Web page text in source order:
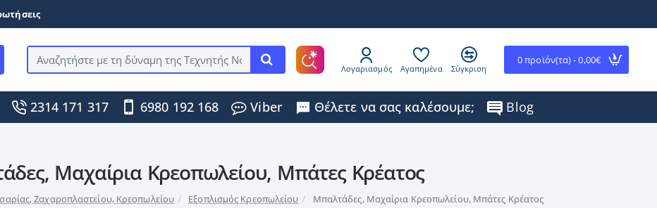
Αναζητήστε
τη
δύναμη
της
Λογαριασμός Αγαπημένα Σύγκριση
0 προϊόν(τα) - 0,00€
2314 171 317 6980 192 168 Viber Θέλετε να σας καλέσουμε; Blog
Μαχαίρια Κρεοπωλείου, Μπάτες Κρέατος
Ζαχαροπλαστείου, Κρεοπωλείου Εξοπλισμός Κρεοπωλείου Μπαλτάδες, Μαχαίρια Κρεοπωλείου, Μπάτες Κρέατος